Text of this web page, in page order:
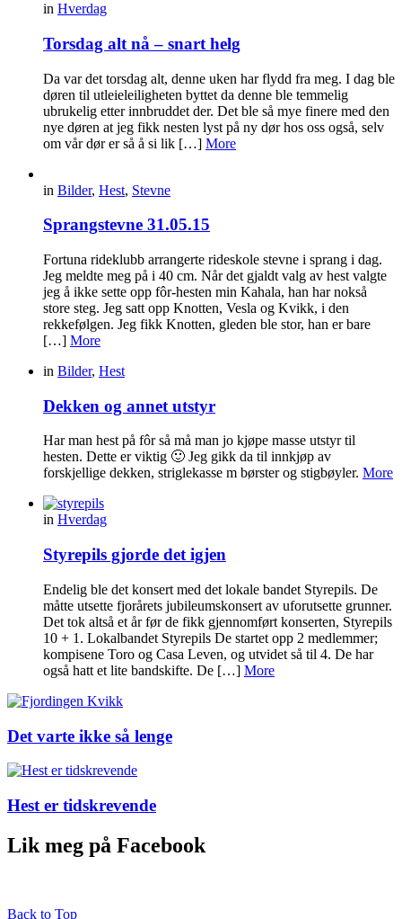
in Hverdag
Torsdag alt nå – snart helg
Da var det torsdag alt, denne uken har flydd fra meg. I dag ble
døren til utleieleiligheten byttet da denne ble temmelig
ubrukelig etter innbruddet der. Det ble så mye finere med den
nye døren at jeg fikk nesten lyst på ny dør hos oss også, selv
om vår dør er så å si lik […] More
in Bilder, Hest, Stevne
Sprangstevne 31.05.15
Fortuna rideklubb arrangerte rideskole stevne i sprang i dag.
Jeg meldte meg på i 40 cm. Når det gjaldt valg av hest valgte
jeg å ikke sette opp fôr-hesten min Kahala, han har nokså
store steg. Jeg satt opp Knotten, Vesla og Kvikk, i den
rekkefølgen. Jeg fikk Knotten, gleden ble stor, han er bare
[…] More
in Bilder, Hest
Dekken og annet utstyr
Har man hest på fôr så må man jo kjøpe masse utstyr til
hesten. Dette er viktig 🙂 Jeg gikk da til innkjøp av
forskjellige dekken, striglekasse m børster og stigbøyler. More
in Hverdag
Styrepils gjorde det igjen
Endelig ble det konsert med det lokale bandet Styrepils. De
måtte utsette fjorårets jubileumskonsert av uforutsette grunner.
Det tok altså et år før de fikk gjennomført konserten, Styrepils
10 + 1. Lokalbandet Styrepils De startet opp 2 medlemmer;
kompisene Toro og Casa Leven, og utvidet så til 4. De har
også hatt et lite bandskifte. De […] More
Det varte ikke så lenge
Hest er tidskrevende
Lik meg på Facebook
Back to Top